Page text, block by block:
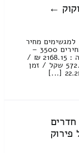
מחוקוק ←
← למגשימים מחיר
מחירון: 2828.04 ₪ / אלה שבטווח המחירים 3500 –
2600 ₪ עבודות סבלות , טעינה ופריקה : 2168.15 ₪ /
זמן : 3 שעות 43 דקות מחיר נסיעה 572.96 שקל / זמן